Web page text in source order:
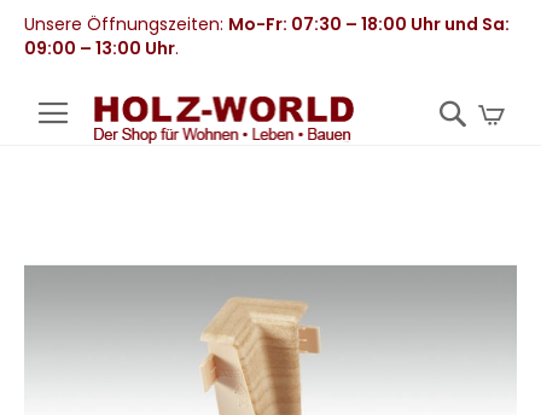
Unsere Öffnungszeiten: Mo-Fr: 07:30 – 18:00 Uhr und Sa:
09:00 – 13:00 Uhr.